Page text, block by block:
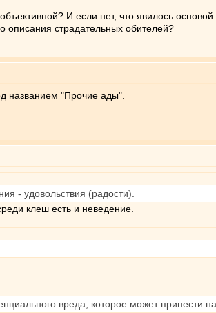
И если нет, что явилось
страдательных обителей?
названием "Прочие ады".
- удовольствия (радости).
клеш есть и неведение.
вреда, которое может принести